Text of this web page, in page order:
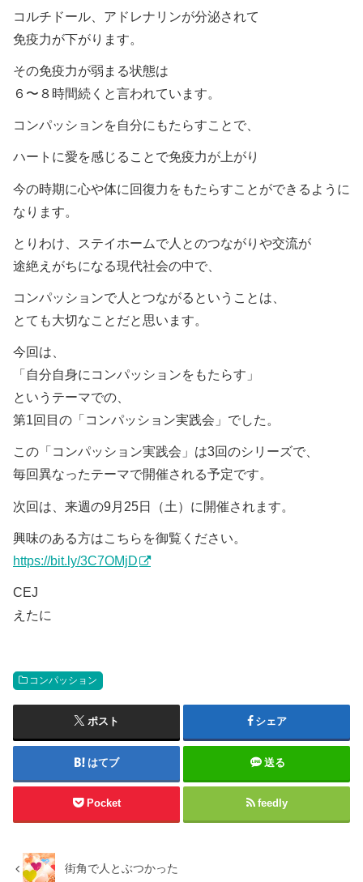
コルチドール、アドレナリンが分泌されて
免疫力が下がります。
その免疫力が弱まる状態は
６〜８時間続くと言われています。
コンパッションを自分にもたらすことで、
ハートに愛を感じることで免疫力が上がり
今の時期に心や体に回復力をもたらすことができるように
なります。
とりわけ、ステイホームで人とのつながりや交流が
途絶えがちになる現代社会の中で、
コンパッションで人とつながるということは、
とても大切なことだと思います。
今回は、
「自分自身にコンパッションをもたらす」
というテーマでの、
第1回目の「コンパッション実践会」でした。
この「コンパッション実践会」は3回のシリーズで、
毎回異なったテーマで開催される予定です。
次回は、来週の9月25日（土）に開催されます。
興味のある方はこちらを御覧ください。
https://bit.ly/3C7OMjD
CEJ
えたに
コンパッション
ポスト シェア
はてブ 送る
Pocket feedly
街角で人とぶつかった